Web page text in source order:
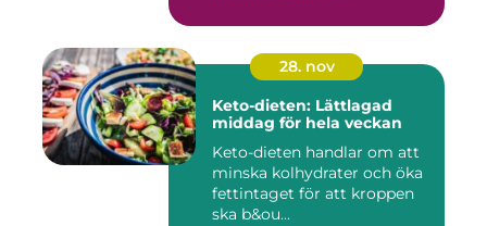
28. nov
Keto-dieten: Lättlagad
middag för hela veckan
Keto-dieten handlar om att
minska kolhydrater och öka
fettintaget för att kroppen
ska b&ou...